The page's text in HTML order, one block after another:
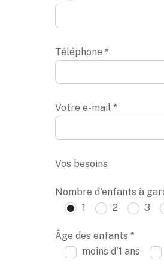
Téléphone *
Votre e-mail *
Vos besoins
Nombre d'enfants à
1
2 3
Âge des enfants *
moins d'1 ans